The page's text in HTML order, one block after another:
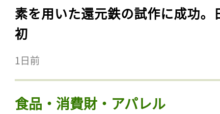
素を用いた還元鉄の試作に成功。
初
1日前
食品・消費財・アパレル